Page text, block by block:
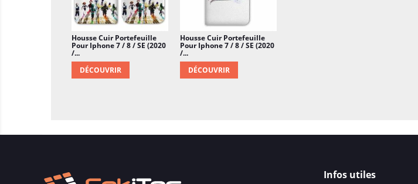
Housse Cuir Portefeuille
Pour Iphone 7 / 8 / SE (2020
/...
DÉCOUVRIR
Housse Cuir Portefeuille
Pour Iphone 7 / 8 / SE (2020
/...
DÉCOUVRIR
Infos utiles